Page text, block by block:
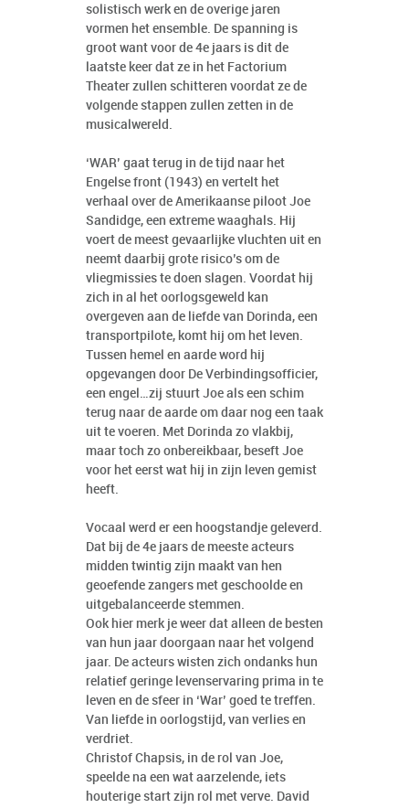
solistisch werk en de overige jaren
vormen het ensemble. De spanning is
groot want voor de 4e jaars is dit de
laatste keer dat ze in het Factorium
Theater zullen schitteren voordat ze de
volgende stappen zullen zetten in de
musicalwereld.
‘WAR’ gaat terug in de tijd naar het
Engelse front (1943) en vertelt het
verhaal over de Amerikaanse piloot Joe
Sandidge, een extreme waaghals. Hij
voert de meest gevaarlijke vluchten uit en
neemt daarbij grote risico’s om de
vliegmissies te doen slagen. Voordat hij
zich in al het oorlogsgeweld kan
overgeven aan de liefde van Dorinda, een
transportpilote, komt hij om het leven.
Tussen hemel en aarde word hij
opgevangen door De Verbindingsofficier,
een engel…zij stuurt Joe als een schim
terug naar de aarde om daar nog een taak
uit te voeren. Met Dorinda zo vlakbij,
maar toch zo onbereikbaar, beseft Joe
voor het eerst wat hij in zijn leven gemist
heeft.
Vocaal werd er een hoogstandje geleverd.
Dat bij de 4e jaars de meeste acteurs
midden twintig zijn maakt van hen
geoefende zangers met geschoolde en
uitgebalanceerde stemmen.
Ook hier merk je weer dat alleen de besten
van hun jaar doorgaan naar het volgend
jaar. De acteurs wisten zich ondanks hun
relatief geringe levenservaring prima in te
leven en de sfeer in ‘War’ goed te treffen.
Van liefde in oorlogstijd, van verlies en
verdriet.
Christof Chapsis, in de rol van Joe,
speelde na een wat aarzelende, iets
houterige start zijn rol met verve. David